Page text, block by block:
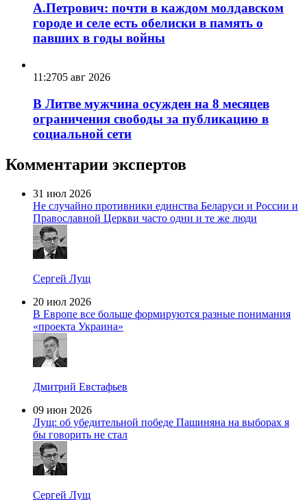
А.Петрович: почти в каждом молдавском
городе и селе есть обелиски в память о
павших в годы войны
11:2705 авг 2026
В Литве мужчина осужден на 8 месяцев
ограничения свободы за публикацию в
социальной сети
Комментарии экспертов
31 июл 2026
Не случайно противники единства Беларуси и России и
Православной Церкви часто одни и те же люди
Сергей Лущ
20 июл 2026
В Европе все больше формируются разные понимания
«проекта Украина»
Дмитрий Евстафьев
09 июн 2026
Лущ: об убедительной победе Пашиняна на выборах я
бы говорить не стал
Сергей Лущ